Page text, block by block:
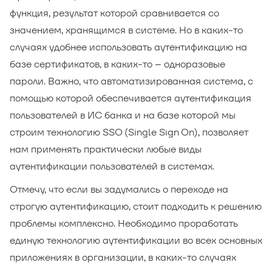
функция, результат которой сравнивается со
значением, хранящимся в системе. Но в каких-то
случаях удобнее использовать аутентификацию на
базе сертификатов, в каких-то – одноразовые
пароли. Важно, что автоматизированная система, с
помощью которой обеспечивается аутентификация
пользователей в ИС банка и на базе которой мы
строим технологию SSO (Single Sign On), позволяет
нам применять практически любые виды
аутентификации пользователей в системах.
Отмечу, что если вы задумались о переходе на
строгую аутентификацию, стоит подходить к решению
проблемы комплексно. Необходимо проработать
единую технологию аутентификации во всех основных
приложениях в организации, в каких-то случаях